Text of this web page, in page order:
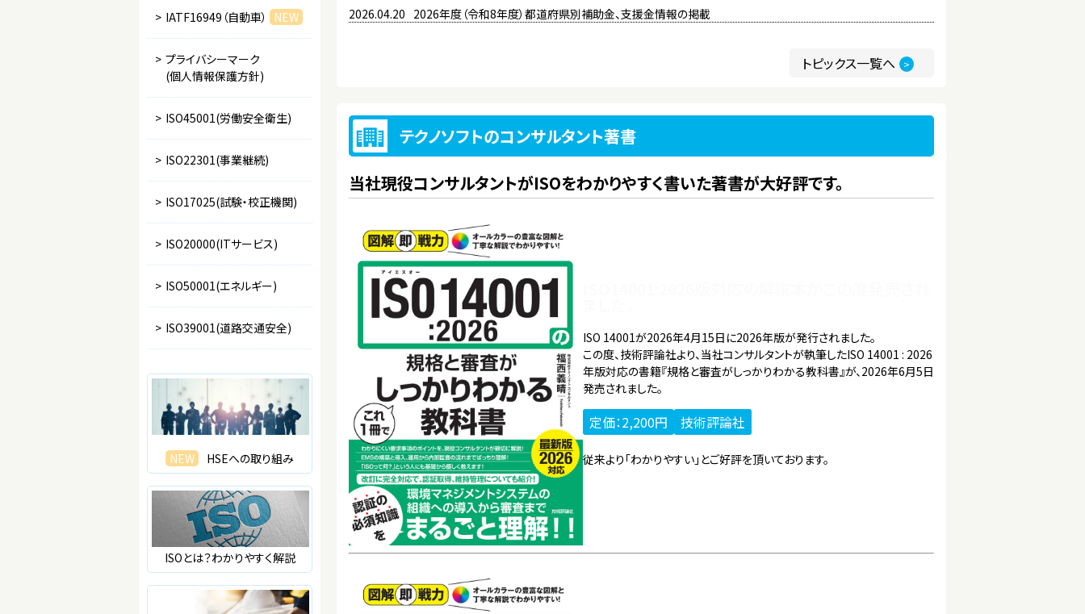
> IATF16949（自動車） NEW
> プライバシーマーク
(個人情報保護方針)
> ISO45001(労働安全衛生)
> ISO22301(事業継続)
> ISO17025(試験・校正機関)
> ISO20000(ITサービス)
> ISO50001(エネルギー)
> ISO39001(道路交通安全)
NEW HSEへの取り組み
ISOとは？わかりやすく解説
2026.04.20 2026年度（令和8年度）都道府県別補助金、支援金情報の掲載
トピックス一覧へ >
テクノソフトのコンサルタント著書
当社現役コンサルタントがISOをわかりやすく書いた著書が大好評です。
ISO 14001が2026年4月15日に2026年版が発行されました。
この度、技術評論社より、当社コンサルタントが執筆したISO 14001 : 2026
年版対応の書籍『規格と審査がしっかりわかる教科書』が、2026年6月5日
発売されました。
定価：2,200円 技術評論社
従来より「わかりやすい」とご好評を頂いております。